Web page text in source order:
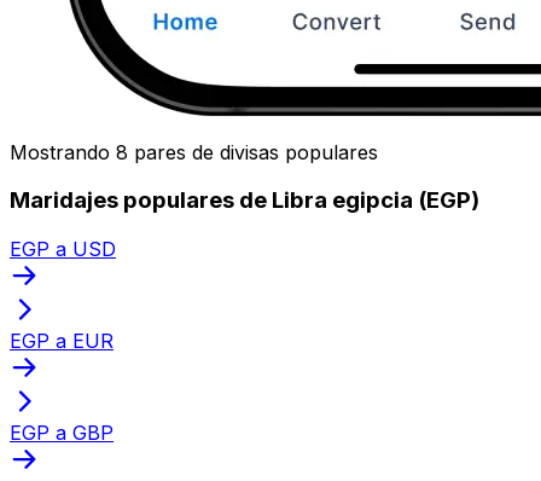
Mostrando 8 pares de divisas populares
Maridajes populares de Libra egipcia (EGP)
EGP a USD
EGP a EUR
EGP a GBP